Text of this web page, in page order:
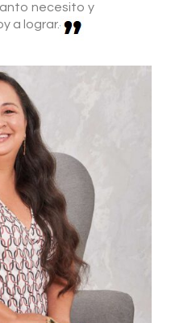
necesito y
a lograr.